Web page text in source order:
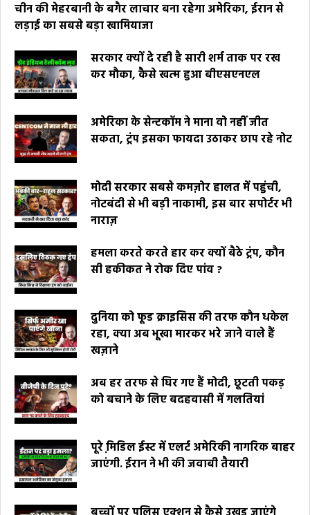
चीन की मेहरबानी के बगैर लाचार बना रहेगा अमेरिका, ईरान से
लड़ाई का सबसे बड़ा खामियाजा
सरकार क्यों दे रही है सारी शर्म ताक पर रख
कर मौका, कैसे खत्म हुआ बीएसएनएल
अमेरिका के सेन्टकॉम ने माना वो नहीं जीत
सकता, ट्रंप इसका फायदा उठाकर छाप रहे नोट
मोदी सरकार सबसे कमज़ोर हालत में पहुंची,
नोटबंदी से भी बड़ी नाकामी, इस बार सपोर्टर भी
नाराज़
हमला करते करते हार कर क्यों बैठे ट्रंप, कौन
सी हकीकत ने रोक दिए पांव ?
दुनिया को फूड क्राइसिस की तरफ कौन धकेल
रहा, क्या अब भूखा मारकर भरे जाने वाले हैं
खज़ाने
अब हर तरफ से घिर गए हैं मोदी, छूटती पकड़
को बचाने के लिए बदहवासी में गलतियां
पूरे मि़डिल ईस्ट में एलर्ट अमेरिकी नागरिक बाहर
जाएंगी. ईरान ने भी की जवाबी तैयारी